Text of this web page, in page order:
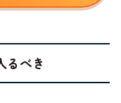
るべき